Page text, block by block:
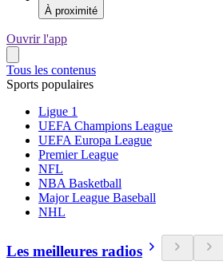
À proximité
Ouvrir l'app
Tous les contenus
Sports populaires
Ligue 1
UEFA Champions League
UEFA Europa League
Premier League
NFL
NBA Basketball
Major League Baseball
NHL
Les meilleures radios